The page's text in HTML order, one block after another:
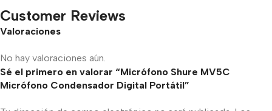
Customer Reviews
Valoraciones
No hay valoraciones aún.
Sé el primero en valorar “Micrófono Shure MV5C
Micrófono Condensador Digital Portátil”